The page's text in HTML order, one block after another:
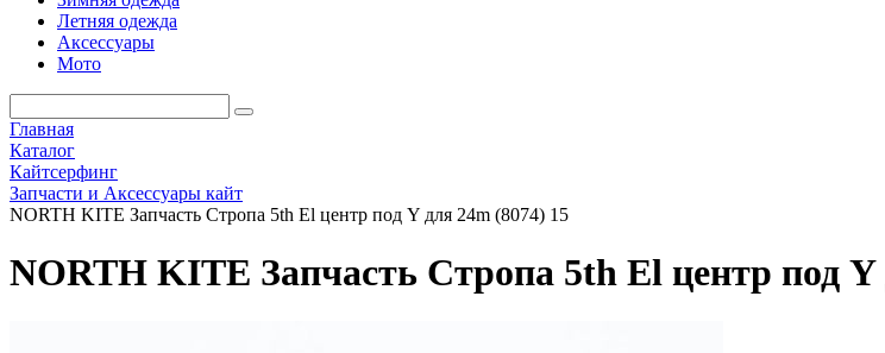
Летняя одежда
Аксессуары
Мото
Главная
Каталог
Кайтсерфинг
Запчасти и Аксессуары кайт
NORTH KITE Запчасть Стропа 5th El центр под Y для 24m (8074) 15
NORTH KITE Запчасть Стропа 5th El центр под Y